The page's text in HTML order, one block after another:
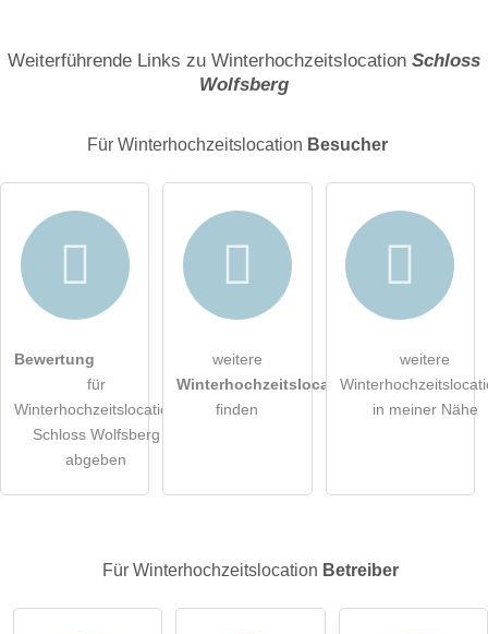
E-Mail-Adresse (wird nicht veröffentlicht)
Die Datenschutzerklärung habe ich zur Kenntnis genommen.
öffentliche Frage stellen
Hinweis:Bitte beachten Sie, öffentliche Fragen sindfür alle
Winterhochzeitslocation-Eintrag zu stellen .
Weiterführende Links zu Winterhochzeitslocation Schloss
Wolfsberg
Für Winterhochzeitslocation Besucher
Bewertung
für
Winterhochzeitslocation
Schloss Wolfsberg
abgeben
weitere
Winterhochzeitslocations
finden
weitere
in meiner Nähe
Für Winterhochzeitslocation Betreiber